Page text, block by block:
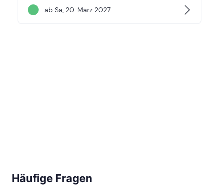
ab Sa, 20. März 2027
Häufige Fragen